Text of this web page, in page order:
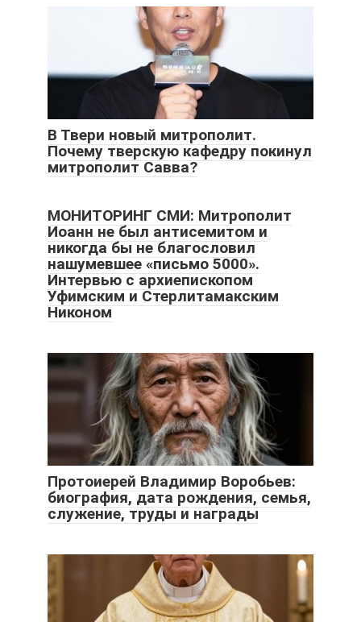
В Твери новый митрополит.
Почему тверскую кафедру покинул
митрополит Савва?
МОНИТОРИНГ СМИ: Митрополит
Иоанн не был антисемитом и
никогда бы не благословил
нашумевшее «письмо 5000».
Интервью с архиепископом
Уфимским и Стерлитамакским
Никоном
Протоиерей Владимир Воробьев:
биография, дата рождения, семья,
служение, труды и награды